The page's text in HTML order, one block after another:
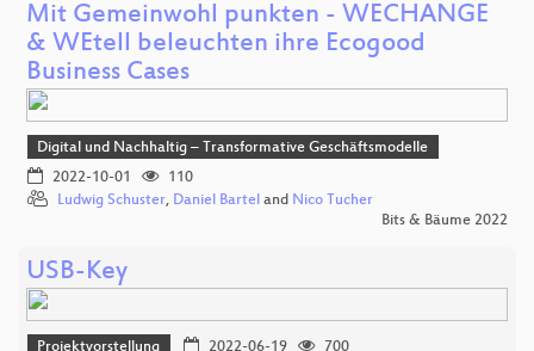
Mit Gemeinwohl punkten - WECHANGE
& WEtell beleuchten ihre Ecogood
Business Cases
Digital und Nachhaltig – Transformative Geschäftsmodelle
2022-10-01
110
Ludwig Schuster, Daniel Bartel and Nico Tucher
Bits & Bäume 2022
USB-Key
Projektvorstellung 2022-06-19 700